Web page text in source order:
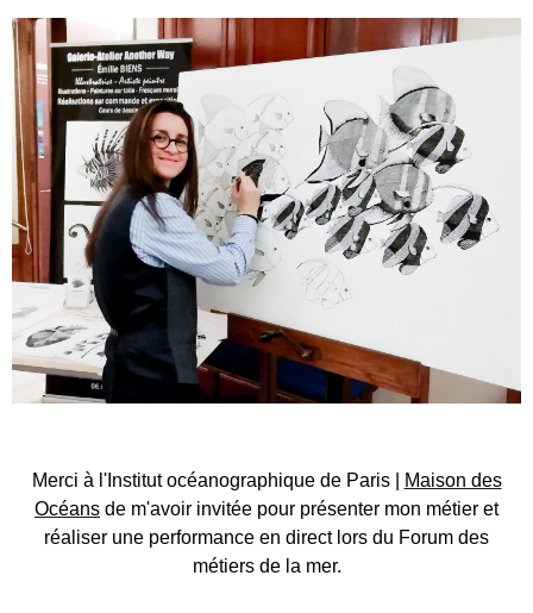
Merci à l'Institut océanographique de Paris |
Maison des
Océans de m'avoir invitée pour présenter mon métier et
réaliser une performance en direct lors du Forum des
métiers de la mer.